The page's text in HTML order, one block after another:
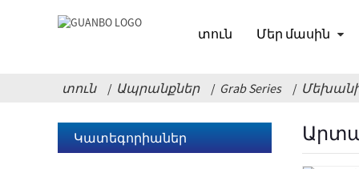
տուն Մեր մասին
տուն Ապրանքներ Grab Series
Կատեգորիաներ
Արտահոսքի
բռնում